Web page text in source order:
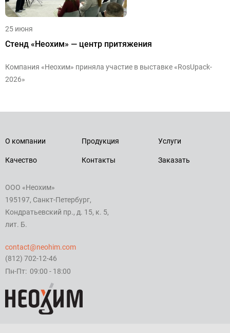
25 июня
Стенд «Неохим» — центр притяжения
Компания «Неохим» приняла участие в выставке «RosUpack-
2026»
О компании Продукция Услуги
Качество Контакты Заказать
ООО «Неохим»
195197, Санкт-Петербург,
Кондратьевский пр., д. 15, к. 5,
лит. Б.
contact@neohim.com
(812) 702-12-46
Пн-Пт: 09:00 - 18:00